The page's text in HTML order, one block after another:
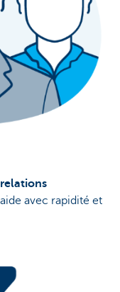
avec rapidité et